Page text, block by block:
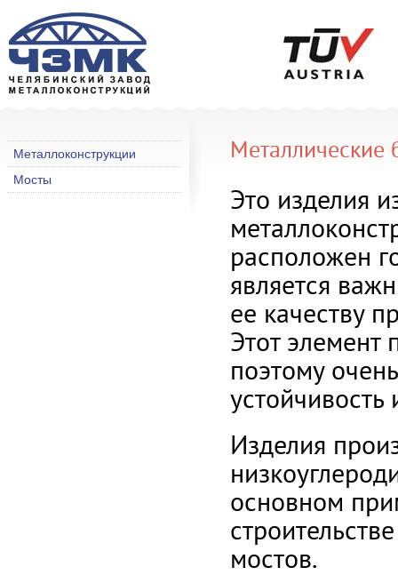
Металлоконструкции
Мосты
Металлические
Это изделия
расположен
является
ее качеству
Этот элемент
поэтому
устойчивость
Изделия
основном
мостов.